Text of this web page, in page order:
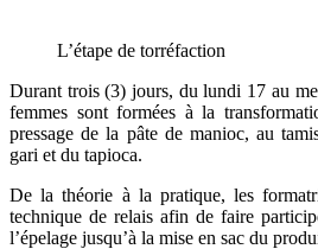
L’étape de torréfaction
Durant trois (3) jours, du lundi 17 au
femmes sont formées à la
pressage de la pâte de manioc, au
gari et du tapioca.
De la théorie à la pratique, les
technique de relais afin de faire
l’épelage jusqu’à la mise en sac du